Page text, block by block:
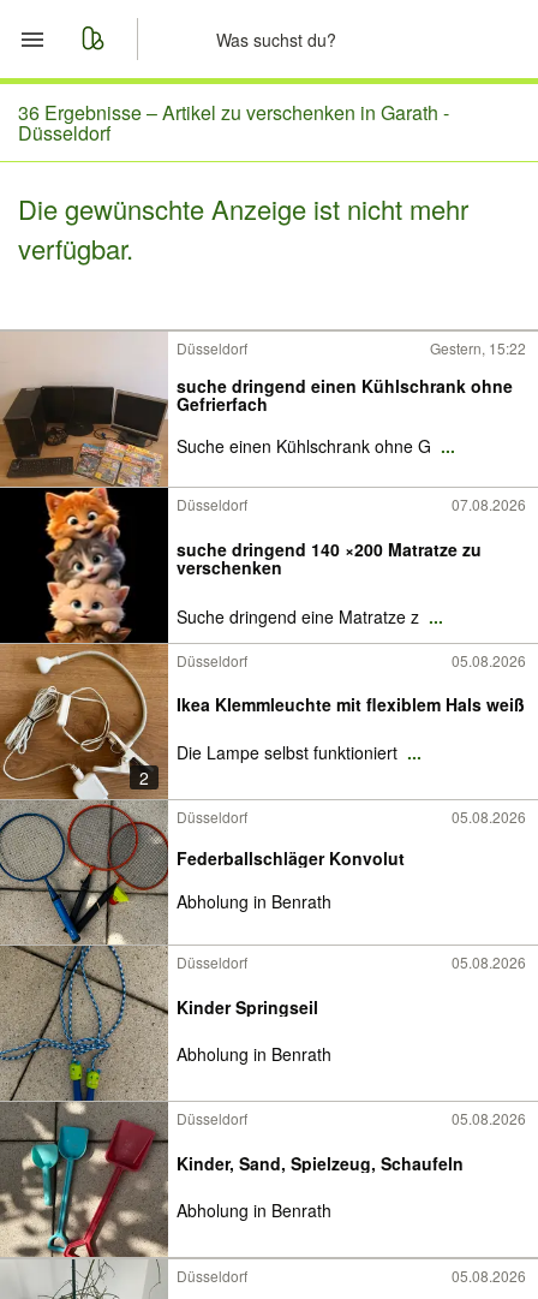
Start
Merkliste
Nachrichten
36 Ergebnisse –Artikel zu verschenken in Garath -
Düsseldorf
Die gewünschte Anzeige ist nicht mehr
verfügbar.
Düsseldorf Gestern, 15:22
suche dringend einen Kühlschrank ohne
Gefrierfach
Suche einen Kühlschrank ohne G ...
Düsseldorf 07.08.2026
suche dringend 140 ×200 Matratze zu
verschenken
Suche dringend eine Matratze z ...
2
Düsseldorf 05.08.2026
Ikea Klemmleuchte mit flexiblem Hals weiß
Die Lampe selbst funktioniert ...
Düsseldorf 05.08.2026
Federballschläger Konvolut
Abholung in Benrath
Düsseldorf 05.08.2026
Kinder Springseil
Abholung in Benrath
Düsseldorf 05.08.2026
Kinder, Sand, Spielzeug, Schaufeln
Abholung in Benrath
Düsseldorf 05.08.2026